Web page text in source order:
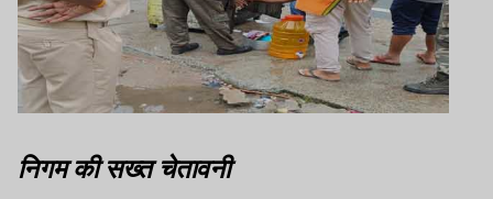
निगम की सख्त चेतावनी